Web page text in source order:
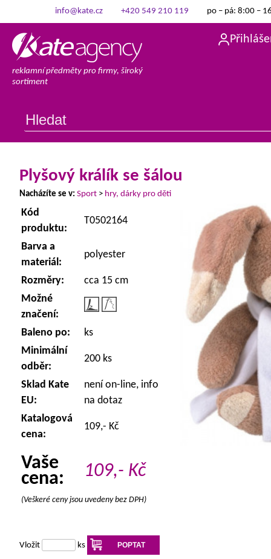
info@kate.cz +420 549 210 119 po – pá: 8:00 –
reklamní předměty pro firmy, široký
sortiment
Plyšový králík se šálou
Nacházíte se v: Sport > hry, dárky pro děti
Kód
produktu:
T0502164
Barva a
materiál:
polyester
Rozměry:
cca 15 cm
Možné
značení:
Baleno po:
ks
Minimální
odběr:
200 ks
Sklad Kate
EU:
není on-line, info
na dotaz
Katalogová
cena:
109,- Kč
Vaše
cena:
109,- Kč
(Veškeré ceny jsou uvedeny bez DPH)
Vložit ks POPTAT